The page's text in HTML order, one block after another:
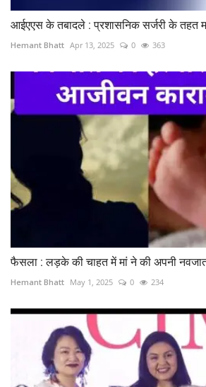
आईएएस के तबादले : प्रशासनिक सर्जरी के तहत
Hemant Bhatt Apr 13, 2025 0 363
फैसला : लड़के की चाहत में मां ने की अपनी
Hemant Bhatt May 1, 2025 0 234